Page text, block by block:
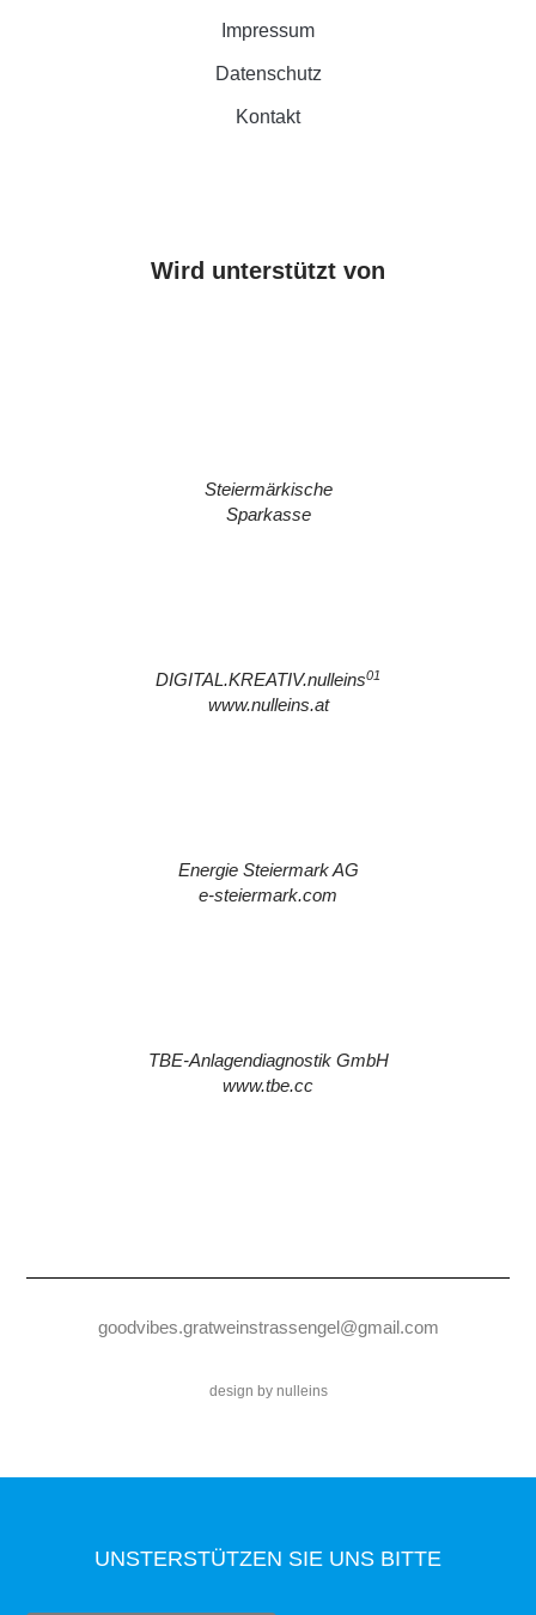
Impressum
Datenschutz
Kontakt
Wird unterstützt von
Steiermärkische
Sparkasse
DIGITAL.KREATIV.nulleins01
www.nulleins.at
Energie Steiermark AG
e-steiermark.com
TBE-Anlagendiagnostik GmbH
www.tbe.cc
goodvibes.gratweinstrassengel@gmail.com
design by nulleins
UNSTERSTÜTZEN SIE UNS BITTE